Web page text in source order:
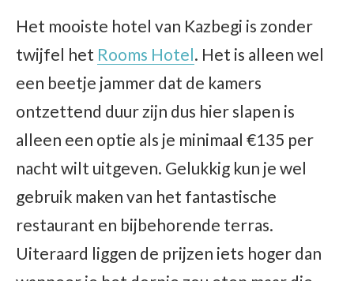
Het mooiste hotel van Kazbegi is zonder
twijfel het Rooms Hotel. Het is alleen wel
een beetje jammer dat de kamers
ontzettend duur zijn dus hier slapen is
alleen een optie als je minimaal €135 per
nacht wilt uitgeven. Gelukkig kun je wel
gebruik maken van het fantastische
restaurant en bijbehorende terras.
Uiteraard liggen de prijzen iets hoger dan